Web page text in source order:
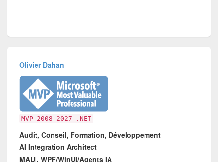
Olivier Dahan
MVP 2008-2027 .NET
Audit, Conseil, Formation, Développement
AI Integration Architect
MAUI, WPF/WinUI/Agents IA